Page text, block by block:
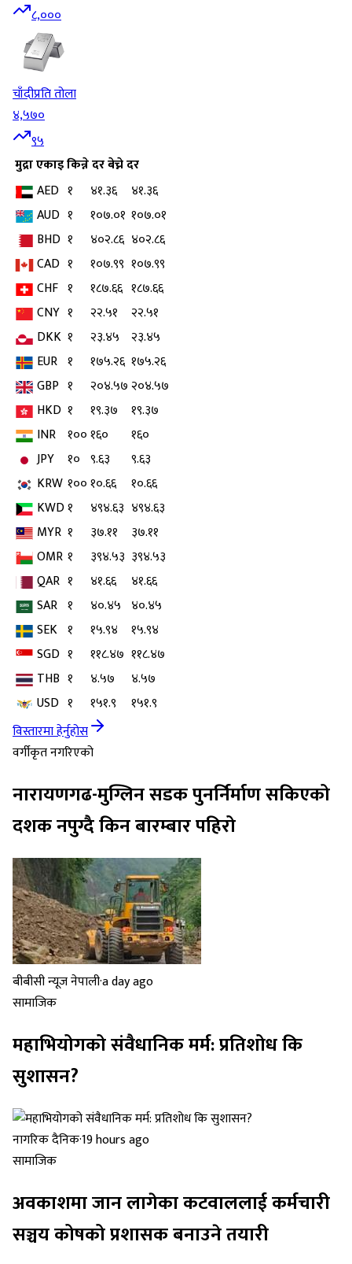
८,०००
चाँदीप्रति तोला
४,५७०
९५
मुद्राएकाइकिन्ने दरबेच्ने दर
AED १ ४१.३६
४१.३६
AUD १ १०७.०१ १०७.०१
BHD १ ४०२.८६ ४०२.८६
CAD १ १०७.९९ १०७.९९
CHF १ १८७.६६ १८७.६६
CNY १ २२.५१
२२.५१
DKK १ २३.४५
२३.४५
EUR १ १७५.२६ १७५.२६
GBP १ २०४.५७ २०४.५७
HKD १ १९.३७
१९.३७
INR १००१६०
१६०
JPY
१० ९.६३
९.६३
KRW १००१०.६६
१०.६६
KWD१ ४९४.६३ ४९४.६३
MYR १ ३७.११
३७.११
OMR १ ३९४.५३ ३९४.५३
QAR १ ४१.६६
४१.६६
SAR १ ४०.४५ ४०.४५
SEK १ १५.९४
१५.९४
SGD १ ११८.४७ ११८.४७
THB १ ४.५७
४.५७
USD १ १५१.९
१५१.९
विस्तारमा हेर्नुहोस
वर्गीकृत नगरिएको
नारायणगढ-मुग्लिन सडक पुनर्निर्माण सकिएको
दशक नपुग्दै किन बारम्बार पहिरो
बीबीसी न्यूज नेपाली·a day ago
सामाजिक
महाभियोगको संवैधानिक मर्म: प्रतिशोध कि
सुशासन?
नागरिक दैनिक·19 hours ago
सामाजिक
अवकाशमा जान लागेका कटवाललाई कर्मचारी
सञ्चय कोषको प्रशासक बनाउने तयारी